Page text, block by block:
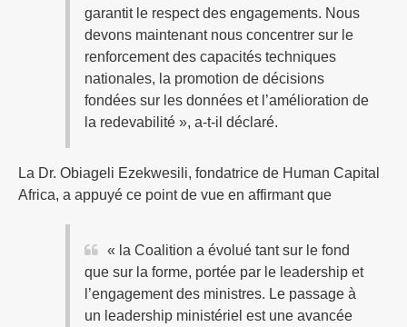
garantit le respect des engagements. Nous
devons maintenant nous concentrer sur le
renforcement des capacités techniques
nationales, la promotion de décisions
fondées sur les données et l’amélioration de
la redevabilité », a-t-il déclaré.
La Dr. Obiageli Ezekwesili, fondatrice de Human Capital
Africa, a appuyé ce point de vue en affirmant que
« la Coalition a évolué tant sur le fond
que sur la forme, portée par le leadership et
l’engagement des ministres. Le passage à
un leadership ministériel est une avancée